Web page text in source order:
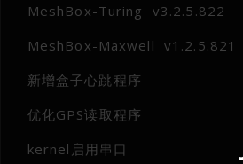
MeshBox-Turing v3.2.5.822
MeshBox-Maxwell v1.2.5.821
新增盒子心跳程序
优化GPS读取程序
kernel启用串口